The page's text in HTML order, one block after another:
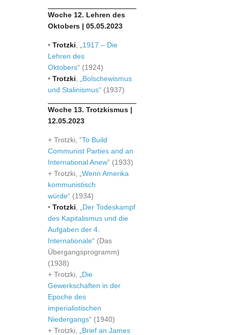
Woche 12. Lehren des
Oktobers | 05.05.2023
• Trotzki
1917 – Die
Lehren des
Oktobers“ (1924)
• Trotzki
Bolschewismus
und Stalinismus“ (1937)
Woche 13. Trotzkismus |
12.05.2023
+ Trotzki, “To Build
Communist Parties and an
International Anew” (1933)
+ Trotzki, „ Wenn Amerika
kommunistisch
würde“ (1934)
• Trotzki
Der Todeskampf
des Kapitalismus und die
Aufgaben der 4.
Internationale“ (Das
Übergangsprogramm)
(1938)
+ Trotzki, „ Die
Gewerkschaften in der
Epoche des
imperialistischen
Niedergangs“ (1940)
+ Trotzki, „ Brief an James